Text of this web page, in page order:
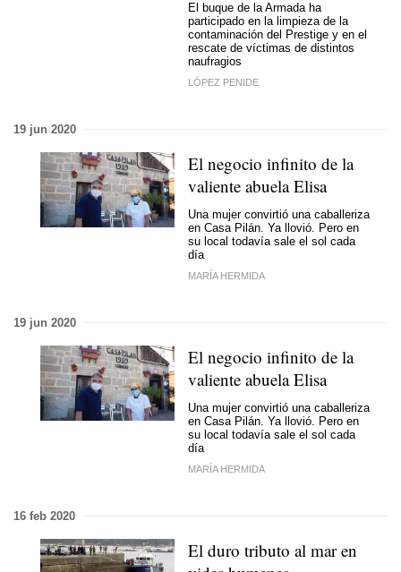
El buque de la Armada ha
participado en la limpieza de la
contaminación del Prestige y en el
rescate de víctimas de distintos
naufragios
LÓPEZ PENIDE
19 jun 2020
El negocio infinito de la
valiente abuela Elisa
Una mujer convirtió una caballeriza
en Casa Pilán. Ya llovió. Pero en
su local todavía sale el sol cada
día
MARÍA HERMIDA
19 jun 2020
El negocio infinito de la
valiente abuela Elisa
Una mujer convirtió una caballeriza
en Casa Pilán. Ya llovió. Pero en
su local todavía sale el sol cada
día
MARÍA HERMIDA
16 feb 2020
El duro tributo al mar en